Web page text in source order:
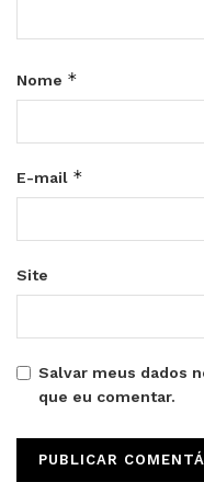
Nome *
E-mail *
Site
Salvar meus dados
que eu comentar.